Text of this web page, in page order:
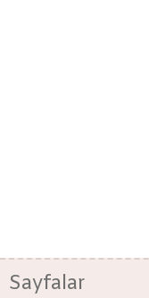
Sayfalar